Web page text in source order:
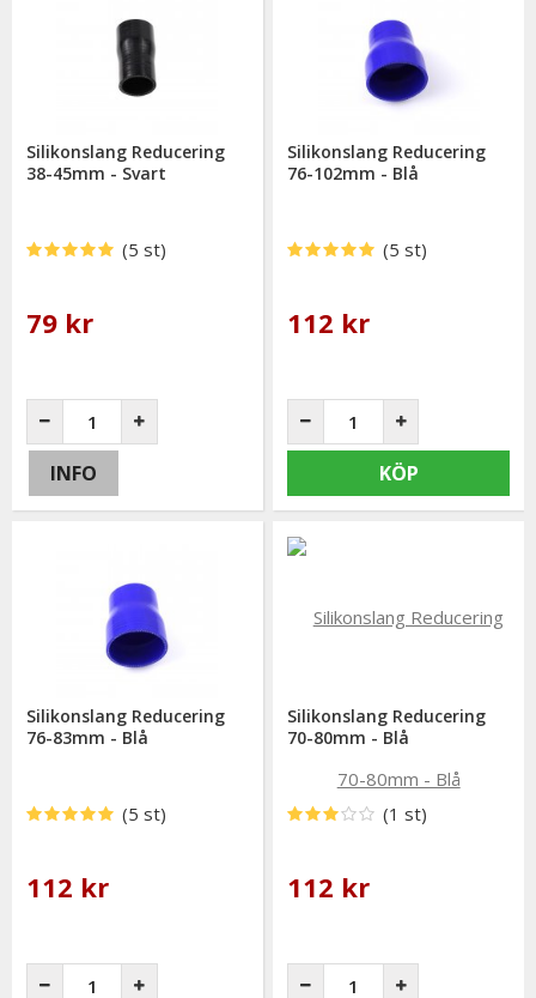
Silikonslang Reducering
38-45mm - Svart
(5 st)
79 kr
INFO
Silikonslang Reducering
76-102mm - Blå
(5 st)
112 kr
KÖP
Silikonslang Reducering
76-83mm - Blå
(5 st)
112 kr
Silikonslang Reducering
70-80mm - Blå
(1 st)
112 kr